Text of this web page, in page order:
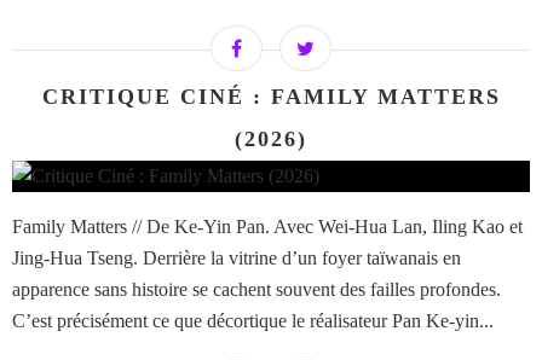
CRITIQUE CINÉ : FAMILY MATTERS
(2026)
Family Matters // De Ke-Yin Pan. Avec Wei-Hua Lan, Iling Kao et
Jing-Hua Tseng. Derrière la vitrine d’un foyer taïwanais en
apparence sans histoire se cachent souvent des failles profondes.
C’est précisément ce que décortique le réalisateur Pan Ke-yin...